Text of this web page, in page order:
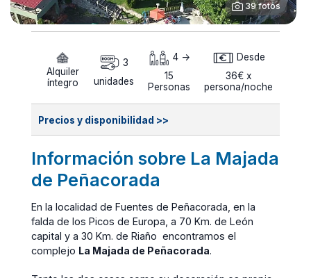
39 fotos
Alquiler
íntegro
3
unidades
4 ->
15
Personas
Desde
36€ x
persona/noche
Precios y disponibilidad >>
Información sobre La Majada
de Peñacorada
En la localidad de Fuentes de Peñacorada, en la
falda de los Picos de Europa, a 70 Km. de León
capital y a 30 Km. de Riaño encontramos el
complejo La Majada de Peñacorada.